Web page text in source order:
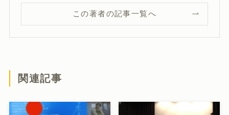
この著者の記事一覧へ
関連記事